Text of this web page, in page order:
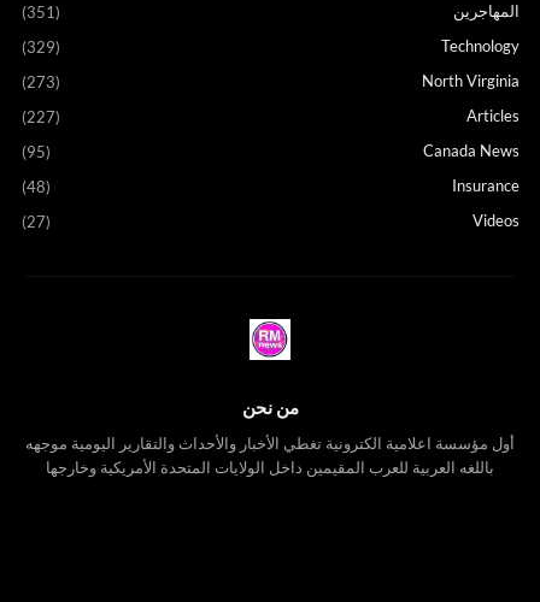
المهاجرين
(351)
Technology
(329)
North Virginia
(273)
Articles
(227)
Canada News
(95)
Insurance
(48)
Videos
(27)
من نحن
أول مؤسسة اعلامية الكترونية تغطي الأخبار والأحداث والتقارير اليومية موجهه
باللغه العربية للعرب المقيمين داخل الولايات المتحدة الأمريكية وخارجها